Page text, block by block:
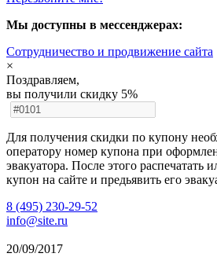
Мы доступны в мессенджерах:
Cотрудничество и продвижение сайта
×
Поздравляем,
вы получили скидку 5%
Для получения скидки по купону
оператору номер купона при
эвакуатора. После этого распечатать
купон на сайте и предьявить его
8 (495) 230-29-52
info@site.ru
20/09/2017